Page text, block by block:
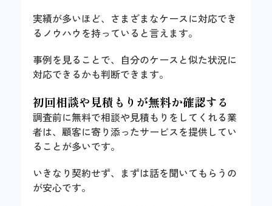
実績が多いほど、さまざまなケースに対応でき
るノウハウを持っていると言えます。
事例を見ることで、自分のケースと似た状況に
対応できるかも判断できます。
初回相談や見積もりが無料か確認する
調査前に無料で相談や見積もりをしてくれる業
者は、顧客に寄り添ったサービスを提供してい
ることが多いです。
いきなり契約せず、まずは話を聞いてもらうの
が安心です。